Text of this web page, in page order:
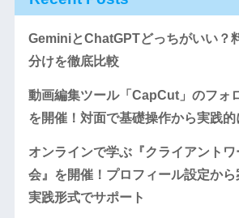
GeminiとChatGPTどっちがいい？
分けを徹底比較
動画編集ツール「CapCut」のフォ
を開催！対面で基礎操作から実践的
オンラインで学ぶ『クライアント
会』を開催！プロフィール設定か
実践形式でサポート